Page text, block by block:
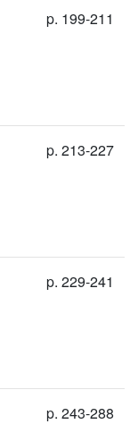
p. 199-211
p. 213-227
p. 229-241
p. 243-288